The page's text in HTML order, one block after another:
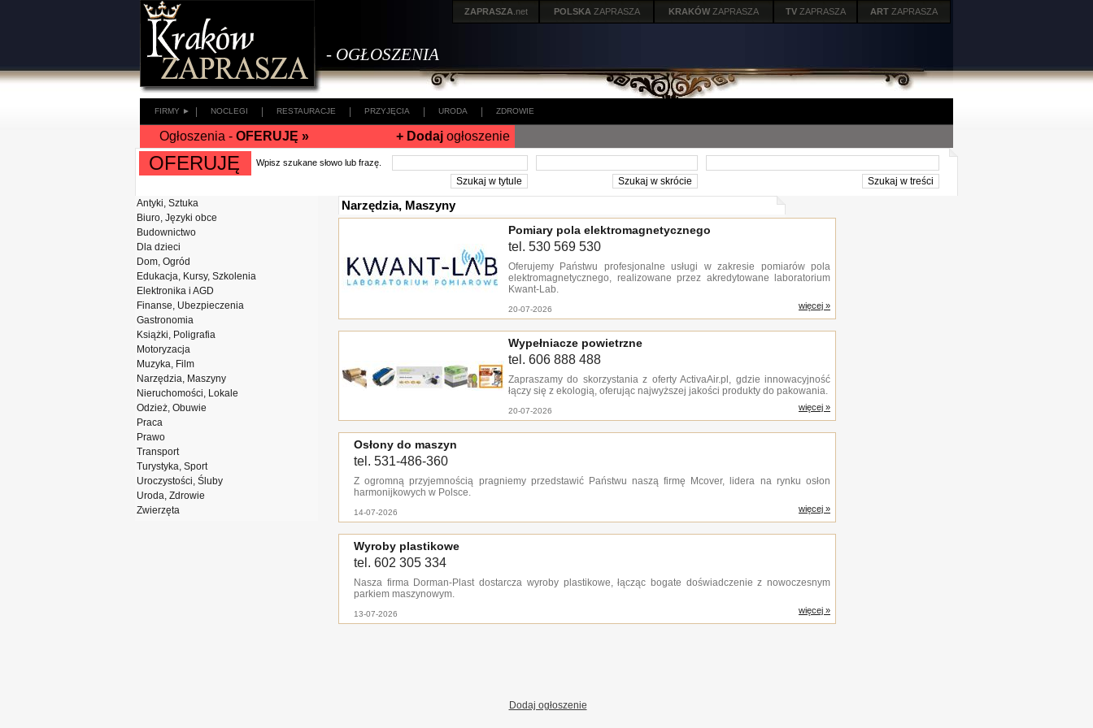
ZAPRASZA .net POLSKA ZAPRASZA KRAKÓW ZAPRASZA TV ZAPRASZA ART ZAPRASZA
- OGŁOSZENIA
FIRMY ► NOCLEGI RESTAURACJE PRZYJĘCIA URODA ZDROWIE
Ogłoszenia - OFERUJĘ » + Dodaj ogłoszenie
OFERUJĘ Wpisz szukane słowo lub frazę.
Antyki, Sztuka
Biuro, Języki obce
Budownictwo
Dla dzieci
Dom, Ogród
Edukacja, Kursy, Szkolenia
Elektronika i AGD
Finanse, Ubezpieczenia
Gastronomia
Książki, Poligrafia
Motoryzacja
Muzyka, Film
Narzędzia, Maszyny
Nieruchomości, Lokale
Odzież, Obuwie
Praca
Prawo
Transport
Turystyka, Sport
Uroczystości, Śluby
Uroda, Zdrowie
Zwierzęta
Narzędzia, Maszyny
Pomiary pola elektromagnetycznego
tel. 530 569 530
Oferujemy Państwu profesjonalne usługi w zakresie pomiarów pola
elektromagnetycznego, realizowane przez akredytowane laboratorium
Kwant-Lab.
20-07-2026 więcej »
Wypełniacze powietrzne
tel. 606 888 488
Zapraszamy do skorzystania z oferty ActivaAir.pl, gdzie innowacyjność
łączy się z ekologią, oferując najwyższej jakości produkty do pakowania.
20-07-2026 więcej »
Osłony do maszyn
tel. 531-486-360
Z ogromną przyjemnością pragniemy przedstawić Państwu naszą firmę Mcover, lidera na rynku osłon
harmonijkowych w Polsce.
14-07-2026 więcej »
Wyroby plastikowe
tel. 602 305 334
Nasza firma Dorman-Plast dostarcza wyroby plastikowe, łącząc bogate doświadczenie z nowoczesnym
parkiem maszynowym.
13-07-2026 więcej »
Dodaj ogłoszenie